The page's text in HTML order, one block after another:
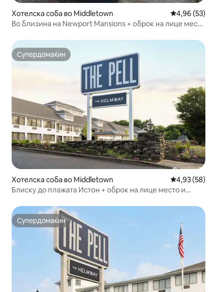
Хотелска соба во Middletown Просечна
4,96 (53)
Во близина на Newport Mansions + оброк на лице место
Супердомаќин
Супердомаќин
Хотелска соба во Middletown Просечна
4,93 (58)
Блиску до плажата Истон + оброк на лице место и
Супердомаќин
Супердомаќин